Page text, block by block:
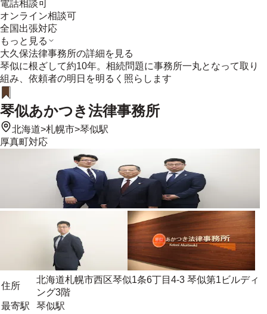
電話相談可
オンライン相談可
全国出張対応
もっと見る
大久保法律事務所の詳細を見る
琴似に根ざして約10年。相続問題に事務所一丸となって取り
組み、依頼者の明日を明るく照らします
琴似あかつき法律事務所
北海道>札幌市>琴似駅
厚真町対応
住所
北海道札幌市西区琴似1条6丁目4-3 琴似第1ビルディ
ング3階
最寄駅
琴似駅